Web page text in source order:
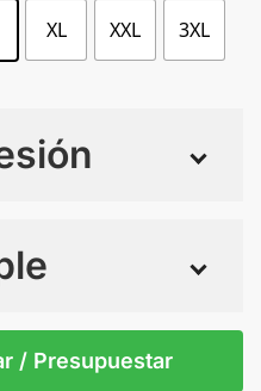
XL XXL 3XL
/ Presupuestar